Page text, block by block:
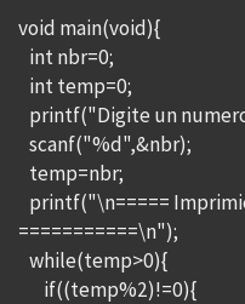
void main(void){
int nbr=0;
int temp=0;
printf("Digite un
scanf("%d",&nbr);
temp=nbr;
printf("\n=====
===========\n");
while(temp>0){
if((temp%2)!=0){